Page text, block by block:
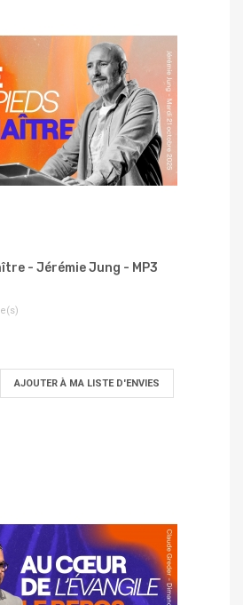
- Jérémie Jung - MP3
AJOUTER À MA LISTE D'ENVIES